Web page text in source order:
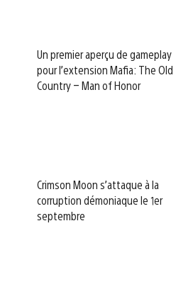
Un premier aperçu de gameplay
pour l’extension Mafia: The Old
Country – Man of Honor
Crimson Moon s’attaque à la
corruption démoniaque le 1er
septembre